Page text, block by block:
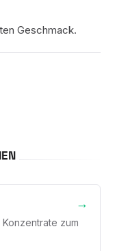
Geschmack.
zum